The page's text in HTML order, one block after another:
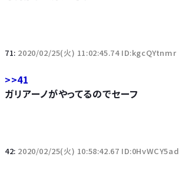
71: 2020/02/25(火) 11:02:45.74 ID:kgcQYtnmr
>>41
ガリアーノがやってるのでセーフ
42: 2020/02/25(火) 10:58:42.67 ID:0HvWCY5ad